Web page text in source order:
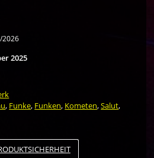
2026
2025
, Funke, Funken, Kometen,Salut,